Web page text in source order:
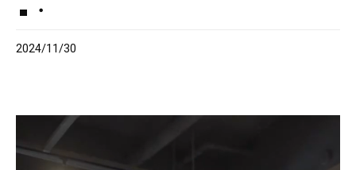
・
2024/11/30